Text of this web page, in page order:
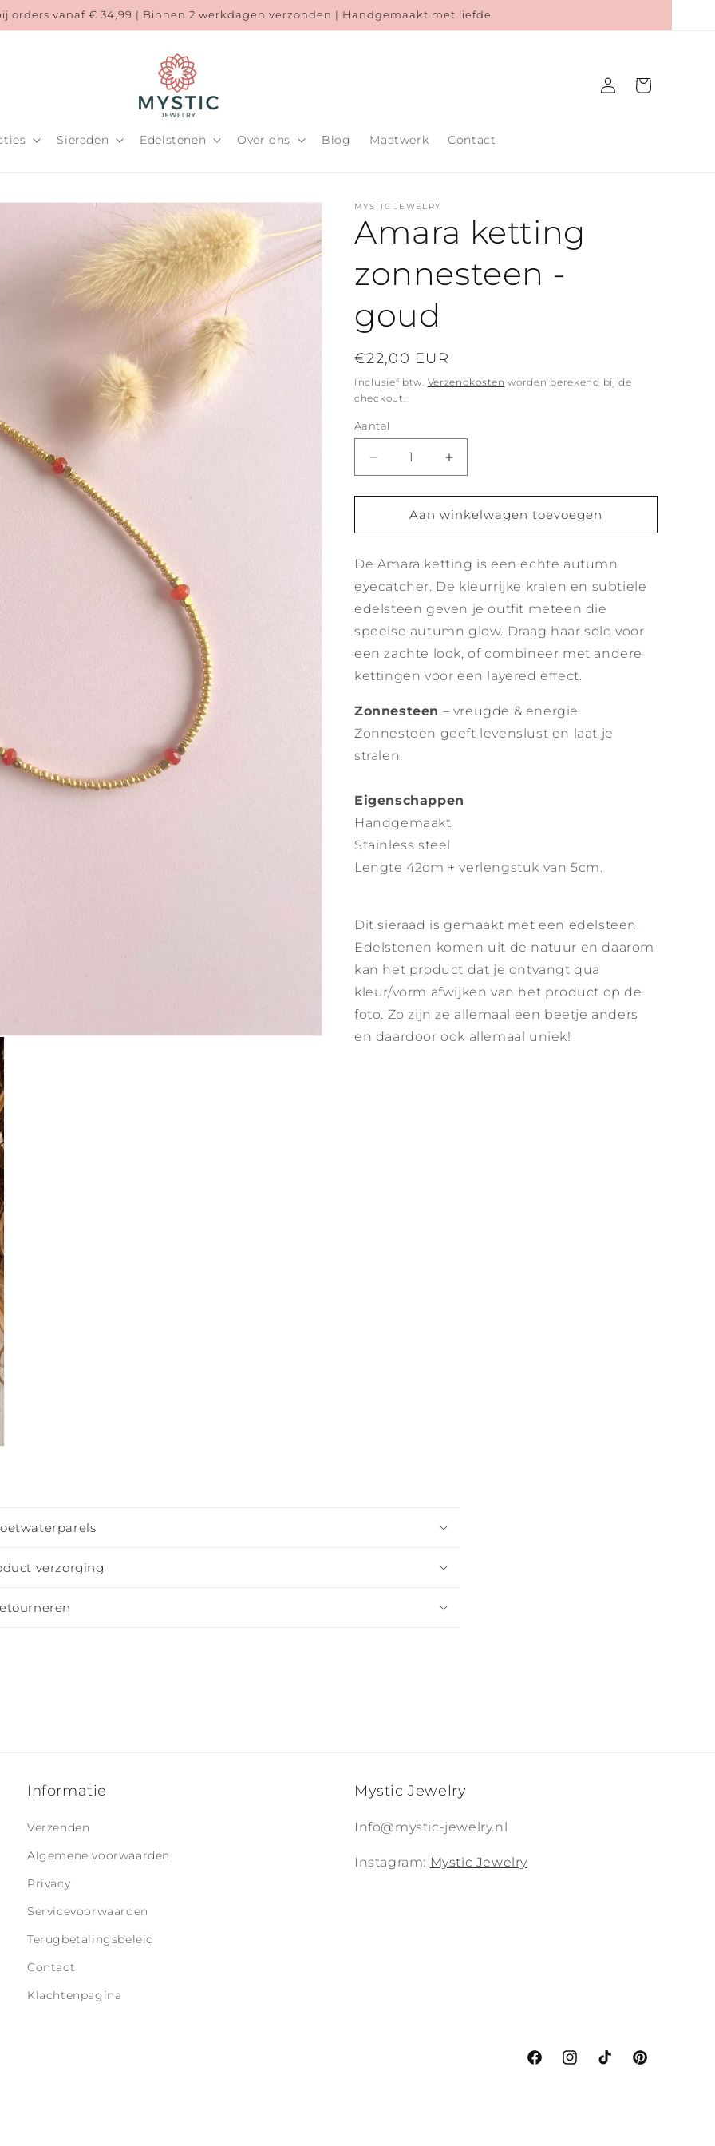
orders vanaf € 34,99 | Binnen 2 werkdagen verzonden | Handgemaakt met liefde
Sieraden Edelstenen Over ons Blog Maatwerk Contact
Inloggen
Winkelwagen
MYSTIC JEWELRY
Amara ketting
zonnesteen -
goud
Normale
prijs
€22,00 EUR
Inclusief btw. Verzendkosten worden berekend bij de
checkout.
Aantal
Aantal
verlagen
voor
Amara
ketting
-
goud
Aantal
verhogen
voor
Amara
ketting
-
goud
Aan winkelwagen toevoegen
De Amara ketting is een echte autumn
eyecatcher. De kleurrijke kralen en subtiele
edelsteen geven je outfit meteen die
speelse autumn glow. Draag haar solo voor
een zachte look, of combineer met andere
kettingen voor een layered effect.
Zonnesteen – vreugde & energie
Zonnesteen geeft levenslust en laat je
stralen.
Eigenschappen
Handgemaakt
Stainless steel
Lengte 42cm + verlengstuk van 5cm.
Dit sieraad is gemaakt met een edelsteen.
Edelstenen komen uit de natuur en daarom
kan het product dat je ontvangt qua
kleur/vorm afwijken van het product op de
foto. Zo zijn ze allemaal een beetje anders
en daardoor ook allemaal uniek!
verzorging
Informatie
Verzenden
Algemene voorwaarden
Privacy
Servicevoorwaarden
Terugbetalingsbeleid
Contact
Klachtenpagina
Mystic Jewelry
Info@mystic-jewelry.nl
Instagram: Mystic Jewelry
FacebookInstagram
TikTok Pinterest